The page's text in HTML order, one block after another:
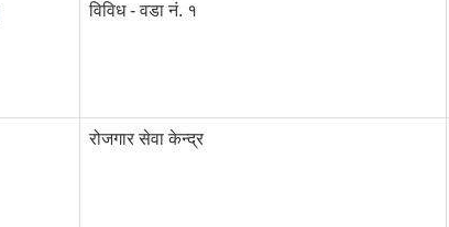
विविध - वडा नं. १
रोजगार सेवा केन्द्र